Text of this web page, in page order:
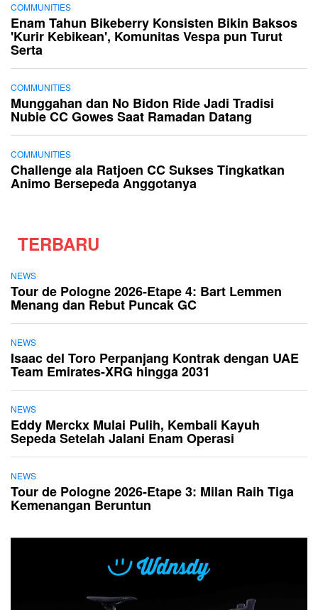
COMMUNITIES
Enam Tahun Bikeberry Konsisten Bikin Baksos
'Kurir Kebikean', Komunitas Vespa pun Turut
Serta
COMMUNITIES
Munggahan dan No Bidon Ride Jadi Tradisi
Nubie CC Gowes Saat Ramadan Datang
COMMUNITIES
Challenge ala Ratjoen CC Sukses Tingkatkan
Animo Bersepeda Anggotanya
TERBARU
NEWS
Tour de Pologne 2026-Etape 4: Bart Lemmen
Menang dan Rebut Puncak GC
NEWS
Isaac del Toro Perpanjang Kontrak dengan UAE
Team Emirates-XRG hingga 2031
NEWS
Eddy Merckx Mulai Pulih, Kembali Kayuh
Sepeda Setelah Jalani Enam Operasi
NEWS
Tour de Pologne 2026-Etape 3: Milan Raih Tiga
Kemenangan Beruntun